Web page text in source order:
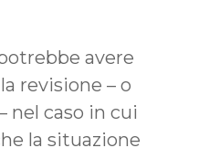
avere
revisione – o
nel caso in cui
la situazione